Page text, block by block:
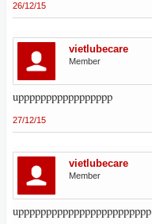
26/12/15
vietlubecare
Member
uppppppppppppppppp
27/12/15
vietlubecare
Member
upppppppppppppppppppppppp